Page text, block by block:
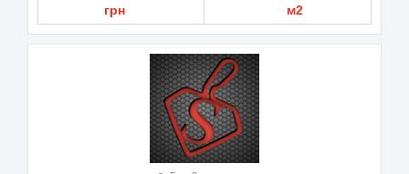
грн м2